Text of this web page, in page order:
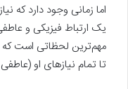
اما زمانی وجود دارد که
یک ارتباط فیزیکی و
مهم‌ترین لحظاتی است
تا تمام نیازهای او